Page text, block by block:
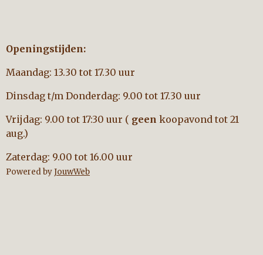
Openingstijden:
Maandag: 13.30 tot 17.30 uur
Dinsdag t/m Donderdag: 9.00 tot 17.30 uur
Vrijdag: 9.00 tot 17:30 uur ( geen koopavond tot 21
aug.)
Zaterdag: 9.00 tot 16.00 uur
Powered byJouwWeb